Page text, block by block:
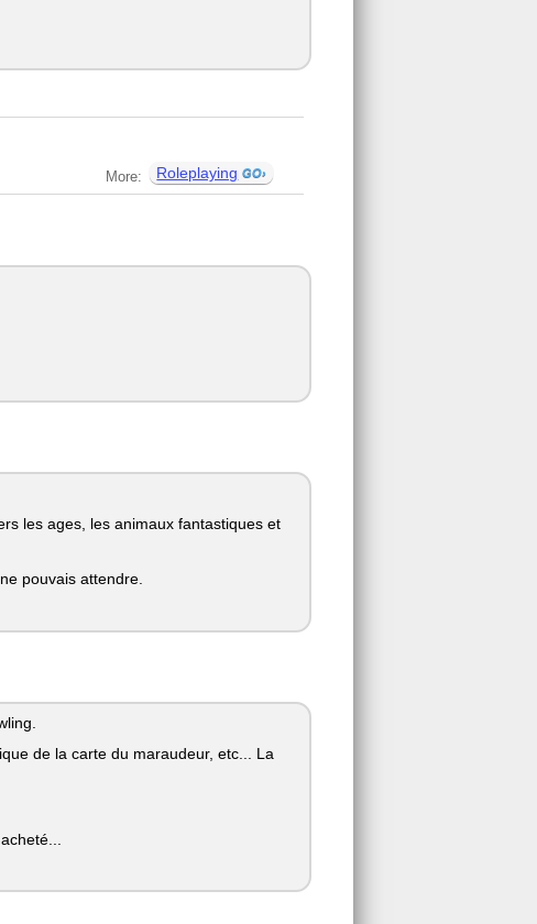
More: Roleplaying
les ages, les animaux fantastiques et
pouvais attendre.
de la carte du maraudeur, etc... La